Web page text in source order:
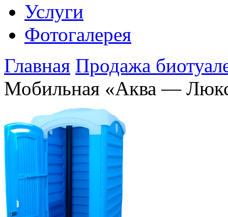
Услуги
Фотогалерея
Главная Продажа
Мобильная «Аква —